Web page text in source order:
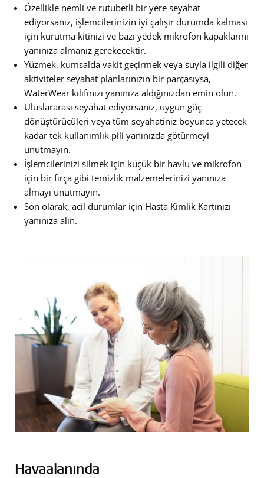
Özellikle nemli ve rutubetli bir yere seyahat
ediyorsanız, işlemcilerinizin iyi çalışır durumda kalması
için kurutma kitinizi ve bazı yedek mikrofon kapaklarını
yanınıza almanız gerekecektir.
Yüzmek, kumsalda vakit geçirmek veya suyla ilgili diğer
aktiviteler seyahat planlarınızın bir parçasıysa,
WaterWear kılıfınızı yanınıza aldığınızdan emin olun.
Uluslararası seyahat ediyorsanız, uygun güç
dönüştürücüleri veya tüm seyahatiniz boyunca yetecek
kadar tek kullanımlık pili yanınızda götürmeyi
unutmayın.
İşlemcilerinizi silmek için küçük bir havlu ve mikrofon
için bir fırça gibi temizlik malzemelerinizi yanınıza
almayı unutmayın.
Son olarak, acil durumlar için Hasta Kimlik Kartınızı
yanınıza alın.
Havaalanında